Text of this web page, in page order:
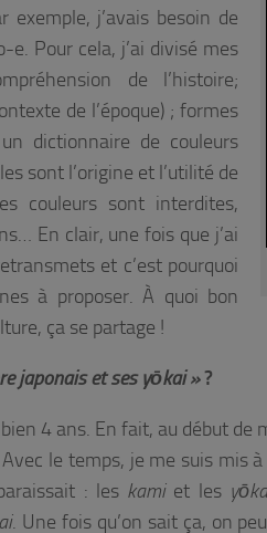
exemple, j’avais besoin de
e. Pour cela, j’ai divisé mes
de l’histoire;
de l’époque) ; formes
dictionnaire de couleurs
sont l’origine et l’utilité de
couleurs sont interdites,
En clair, une fois que j’ai
et c’est pourquoi
à proposer. À quoi bon
ça se partage !
japonais et ses yōkai »?
4 ans. En fait, au début de
le temps, je me suis mis
: les kamiet les
. Une fois qu’on sait ça, on